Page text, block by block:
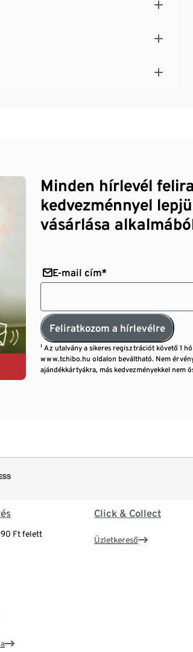
Minden hírlevél
kedvezménnyel
vásárlása
E-mail cím*
Feliratkozom a hírlevélre
¹ Az utalvány a sikeres regisztrációt követő 1
www.tchibo.hu oldalon beváltható. Nem
ajándékkártyákra, más kedvezményekkel nem
Ft felett
Click & Collect
Üzletkereső